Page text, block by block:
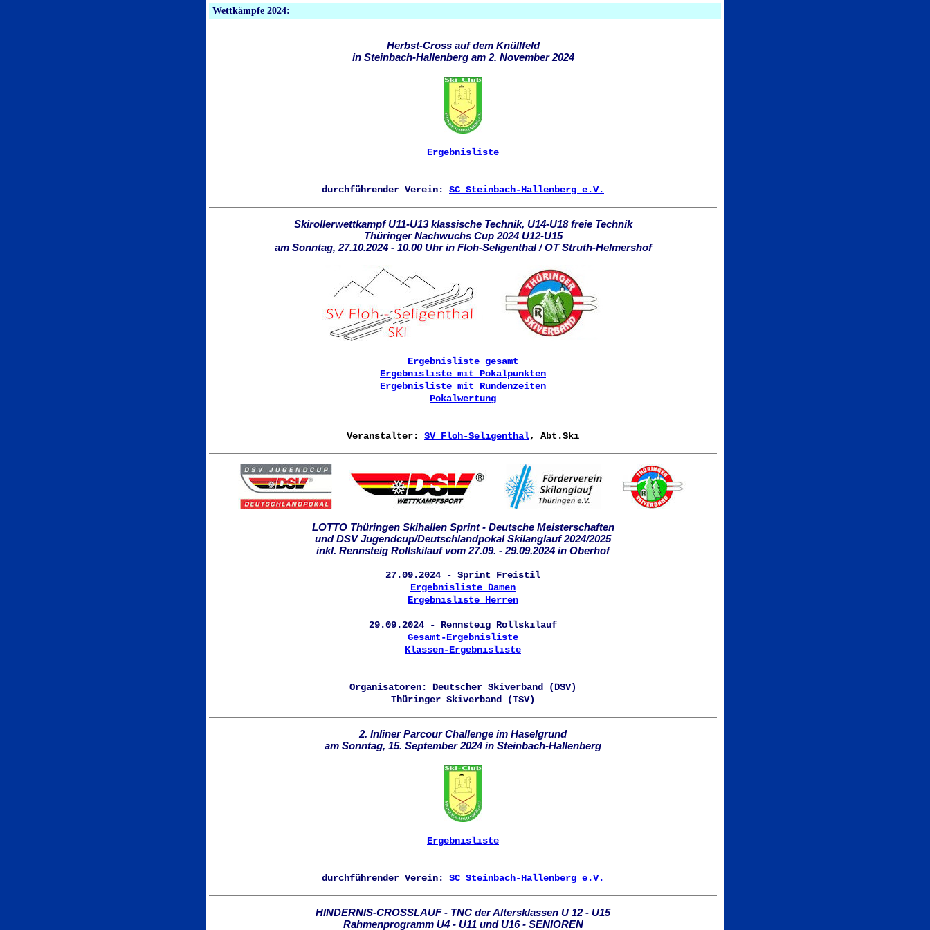
Wettkämpfe 2024:
Herbst-Cross auf dem Knüllfeld
in Steinbach-Hallenberg am 2. November 2024
Ergebnisliste
durchführender Verein: SC Steinbach-Hallenberg e.V.
Skirollerwettkampf U11-U13 klassische Technik, U14-U18 freie Technik
Thüringer Nachwuchs Cup 2024 U12-U15
am Sonntag, 27.10.2024 - 10.00 Uhr in Floh-Seligenthal / OT Struth-Helmershof
Ergebnisliste gesamt
Ergebnisliste mit Pokalpunkten
Ergebnisliste mit Rundenzeiten
Pokalwertung
Veranstalter: SV Floh-Seligenthal, Abt.Ski
LOTTO Thüringen Skihallen Sprint - Deutsche Meisterschaften
und DSV Jugendcup/Deutschlandpokal Skilanglauf 2024/2025
inkl. Rennsteig Rollskilauf vom 27.09. - 29.09.2024 in Oberhof
27.09.2024 - Sprint Freistil
Ergebnisliste Damen
Ergebnisliste Herren
29.09.2024 - Rennsteig Rollskilauf
Gesamt-Ergebnisliste
Klassen-Ergebnisliste
Organisatoren: Deutscher Skiverband (DSV)
Thüringer Skiverband (TSV)
2. Inliner Parcour Challenge im Haselgrund
am Sonntag, 15. September 2024 in Steinbach-Hallenberg
Ergebnisliste
durchführender Verein: SC Steinbach-Hallenberg e.V.
HINDERNIS-CROSSLAUF - TNC der Altersklassen U 12 - U15
Rahmenprogramm U4 - U11 und U16 - SENIOREN